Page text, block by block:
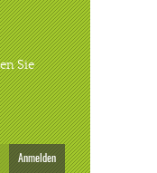
Sie
Anmelden